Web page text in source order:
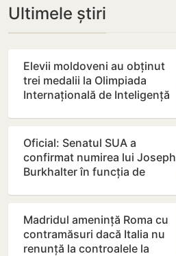
Ultimele știri
Elevii moldoveni au obținut
trei medalii la Olimpiada
Internațională de Inteligență
Oficial: Senatul SUA a
confirmat numirea lui Joseph
Burkhalter în funcția de
Madridul amenință Roma cu
contramăsuri dacă Italia nu
renunță la controalele la